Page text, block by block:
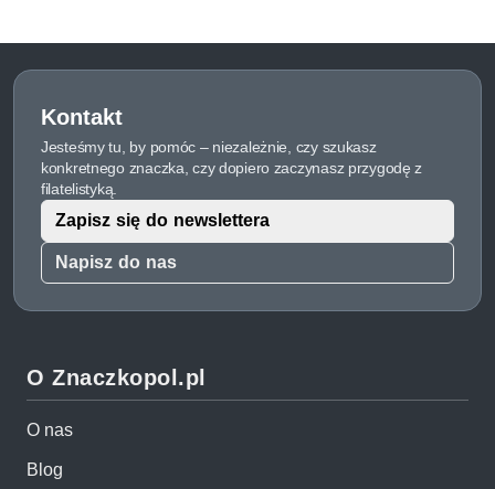
Kontakt
Jesteśmy tu, by pomóc – niezależnie, czy szukasz
konkretnego znaczka, czy dopiero zaczynasz przygodę z
filatelistyką.
Napisz do nas
Zapisz się do newslettera
O Znaczkopol.pl
O nas
Blog